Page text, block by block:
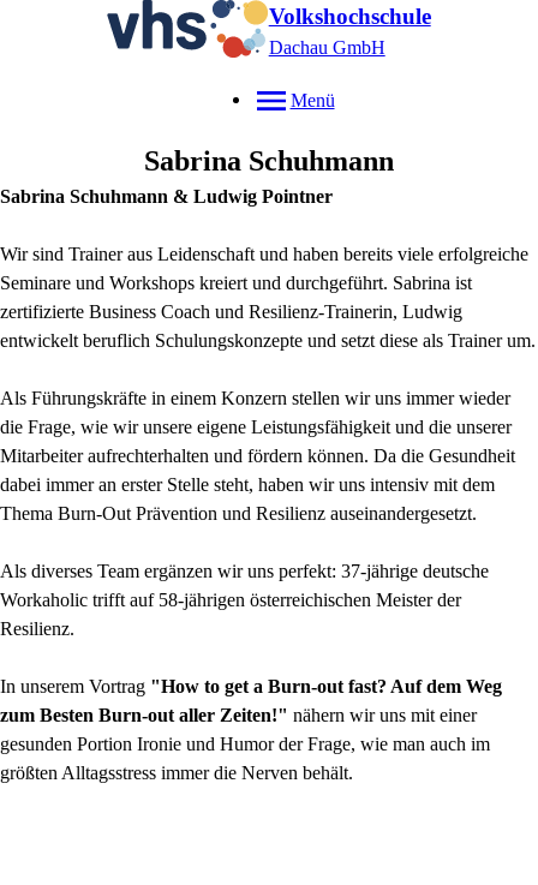
Volkshochschule
Dachau GmbH
Menü
Sabrina Schuhmann
Sabrina Schuhmann & Ludwig Pointner
Wir sind Trainer aus Leidenschaft und haben bereits viele erfolgreiche
Seminare und Workshops kreiert und durchgeführt. Sabrina ist
zertifizierte Business Coach und Resilienz-Trainerin, Ludwig
entwickelt beruflich Schulungskonzepte und setzt diese als Trainer um.
Als Führungskräfte in einem Konzern stellen wir uns immer wieder
die Frage, wie wir unsere eigene Leistungsfähigkeit und die unserer
Mitarbeiter aufrechterhalten und fördern können. Da die Gesundheit
dabei immer an erster Stelle steht, haben wir uns intensiv mit dem
Thema Burn-Out Prävention und Resilienz auseinandergesetzt.
Als diverses Team ergänzen wir uns perfekt: 37-jährige deutsche
Workaholic trifft auf 58-jährigen österreichischen Meister der
Resilienz.
In unserem Vortrag "How to get a Burn-out fast? Auf dem Weg
zum Besten Burn-out aller Zeiten!" nähern wir uns mit einer
gesunden Portion Ironie und Humor der Frage, wie man auch im
größten Alltagsstress immer die Nerven behält.